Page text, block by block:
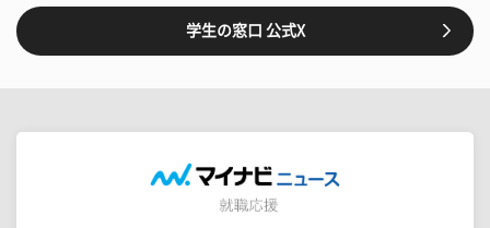
学生の窓口 公式X